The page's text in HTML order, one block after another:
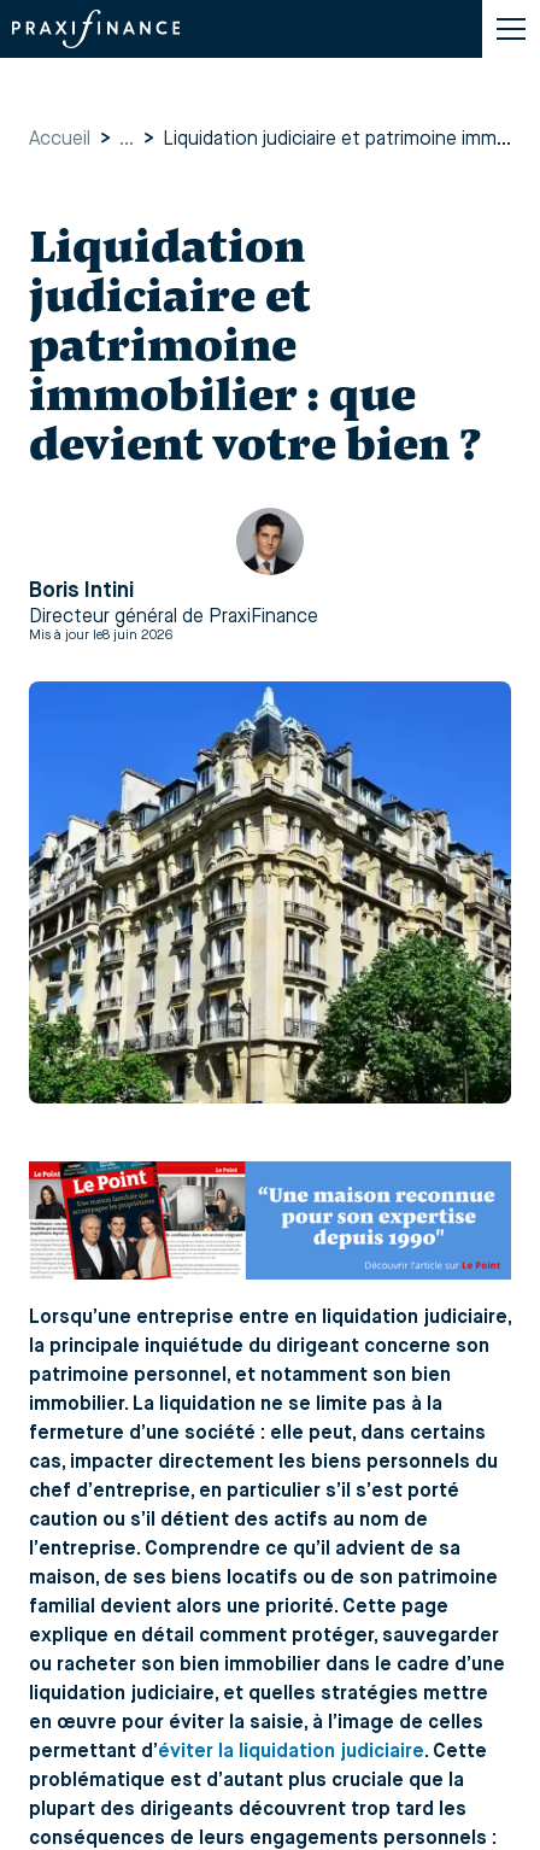
Accueil > ... > Liquidation judiciaire et patrimoine immobilier : que devient votre bien ?
Liquidation
judiciaire et
patrimoine
immobilier : que
devient votre bien ?
Boris Intini
Directeur général de PraxiFinance
Mis à jour le8 juin 2026
Lorsqu’une entreprise entre en liquidation judiciaire,
la principale inquiétude du dirigeant concerne son
patrimoine personnel, et notamment son bien
immobilier. La liquidation ne se limite pas à la
fermeture d’une société : elle peut, dans certains
cas, impacter directement les biens personnels du
chef d’entreprise, en particulier s’il s’est porté
caution ou s’il détient des actifs au nom de
l’entreprise. Comprendre ce qu’il advient de sa
maison, de ses biens locatifs ou de son patrimoine
familial devient alors une priorité. Cette page
explique en détail comment protéger, sauvegarder
ou racheter son bien immobilier dans le cadre d’une
liquidation judiciaire, et quelles stratégies mettre
en œuvre pour éviter la saisie, à l’image de celles
permettant d’éviter la liquidation judiciaire. Cette
problématique est d’autant plus cruciale que la
plupart des dirigeants découvrent trop tard les
conséquences de leurs engagements personnels :